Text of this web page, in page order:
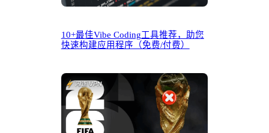
10+最佳Vibe Coding工具推荐，助您
快速构建应用程序（免费/付费）